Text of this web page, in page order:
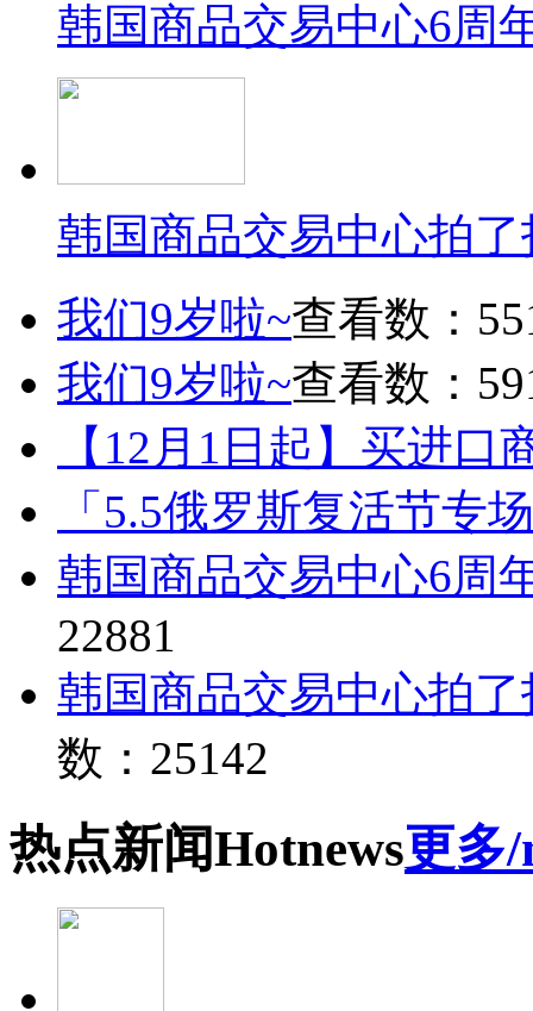
韩国商品交易中心6周
韩国商品交易中心拍
我们9岁啦~查看数：
我们9岁啦~查看数：
【12月1日起】买进口
「5.5俄罗斯复活节专
韩国商品交易中心6周
22881
韩国商品交易中心拍
数：25142
热点新闻Hotnews更多